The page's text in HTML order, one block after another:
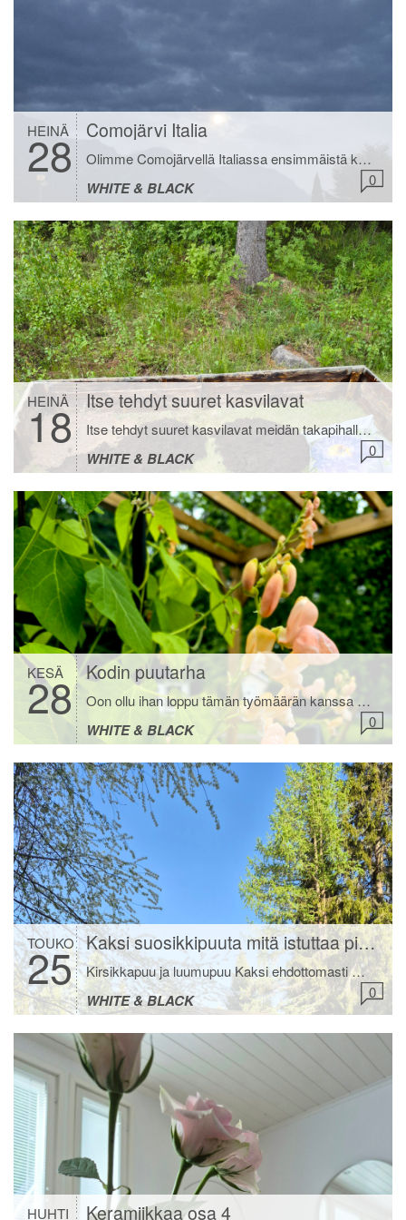
HEINÄ
28 Comojärvi Italia
Olimme Comojärvellä Italiassa ensimmäistä kertaa ja olihan se älyttömän hieno paikka. Vuoria, sinistä vettä ja niin kauniita maisemia ettei voinut kuin huokailla. Yövyimme Bellagiossa hotelli Villa Vitalissa ja hotellin omistajaa Lauraa ystävällisempää asiakaspalvelijaa saa hakea. Suosittelen lämpimästi hotellia jos olette sielläpäin käymässä. Puutarhassa on uima-allas ja porealtaan sai vuokrata lisähintaan. Hotelli on sopivankokoinen eikä ruuhkaa […]
WHITE & BLACK 0
HEINÄ
18 Itse tehdyt suuret kasvilavat
Itse tehdyt suuret kasvilavat meidän takapihalle. Ollut niin kiireinen kevät ja kesä, että peltohommat jäi tänä vuonna tekemättä. Haluttiin kuitenkin jotain kasvattaa itse, joten tehtiin suuret kasvilavat. Meidän 5wee kylvi niihin tilliä, punajuurta, lehtikaalta, porkkanaa, salaattia ja perunaa. Toisessa lavassa on esikasvatettuja mm. paprikaa, chiliä ja purjoa. Kasvilavat on tehty höyläämättömästä laudasta, joita on laitettu […]
WHITE & BLACK 0
KESÄ
28 Kodin puutarha
Oon ollu ihan loppu tämän työmäärän kanssa mitä oon tänä keväänä ja kesänä tehnyt töitä. Siksi blogikin on jäänyt sivuun. Muutama vapaapäivä koko kesänä. Tämä viimeisin 30 päivän työputki ylitöineen ilman ainuttakaan vapaata verotti sen verran, että siinä meni yöunetkin. Luojan kiitos nyt vähän helpottaa ja saan edes tulevat viikonloput vapaaksi. Kaikkeen sitä ihminen suostuukin. […]
WHITE & BLACK 0
TOUKO
25 Kaksi suosikkipuuta mitä istuttaa pihalle
Kirsikkapuu ja luumupuu Kaksi ehdottomasti mun suosikkipuuta mitä istuttaa pihalle ovat kirsikkapuu ja luumupuu. Kukkivat ensimmäisinä jo toukokuussa. Kukat ovat näyttävät ja kauniin valkoiset, jotka näkyvät kauas. Meidän kirsikkapuu on ostettu 20cm taimena kirppikseltä aikoinaan ja tästä on kasvanut valtavan iso. Usein keväisin leikkaan puusta oksia maljakkoon. Ja myös pörriäiset ja perhoset tykkäävät molemmista puista. […]
WHITE & BLACK 0
HUHTI Keramiikkaa osa 4